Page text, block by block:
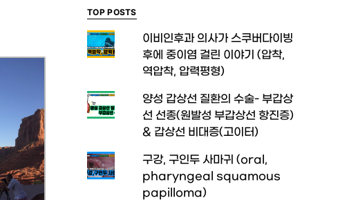
TOP POSTS
이비인후과 의사가 스쿠버다이빙
후에 중이염 걸린 이야기 (압착,
역압착, 압력평형)
양성 갑상선 질환의 수술- 부갑상
선 선종(원발성 부갑상선 항진증)
& 갑상선 비대증(고이터)
구강, 구인두 사마귀 (oral,
pharyngeal squamous
papilloma)